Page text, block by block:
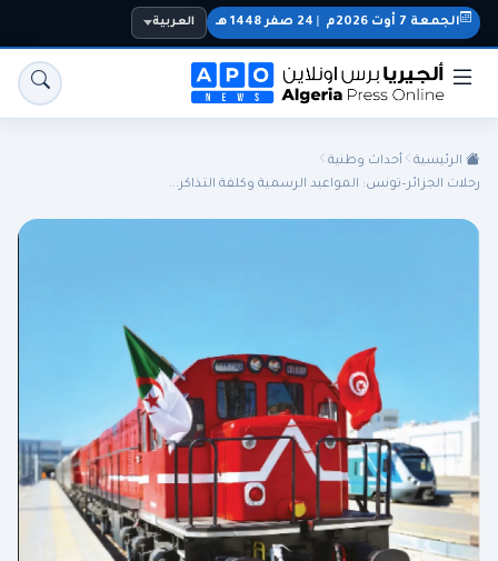
الجالية المنتخب الوطني سياسة
رياضة
الجمعة 7 أوت 2026م 24 صفر 1448 هـ العربية
الرئيسية
أحداث وطنية
رحلات الجزائر–تونس: المواعيد الرسمية وكلفة التذاكر...